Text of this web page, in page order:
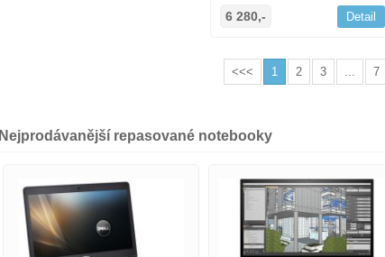
6 280,- Detail
<<< 1 2 3 ... 7
Nejprodávanější repasované notebooky